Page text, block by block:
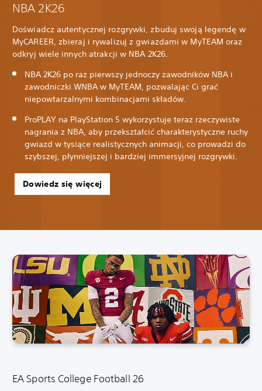
NBA 2K26
Doświadcz autentycznej rozgrywki, zbuduj swoją legendę w
MyCAREER, zbieraj i rywalizuj z gwiazdami w MyTEAM oraz
odkryj wiele innych atrakcji w NBA 2K26.
NBA 2K26 po raz pierwszy jednoczy zawodników NBA i
zawodniczki WNBA w MyTEAM, pozwalając Ci grać
niepowtarzalnymi kombinacjami składów.
ProPLAY na PlayStation 5 wykorzystuje teraz rzeczywiste
nagrania z NBA, aby przekształcić charakterystyczne ruchy
gwiazd w tysiące realistycznych animacji, co prowadzi do
szybszej, płynniejszej i bardziej immersyjnej rozgrywki.
Dowiedz się więcej
EA Sports College Football 26